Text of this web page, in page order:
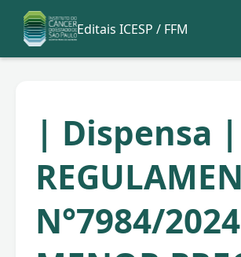
Editais ICESP / FFM
| Dispensa |
N°7984/